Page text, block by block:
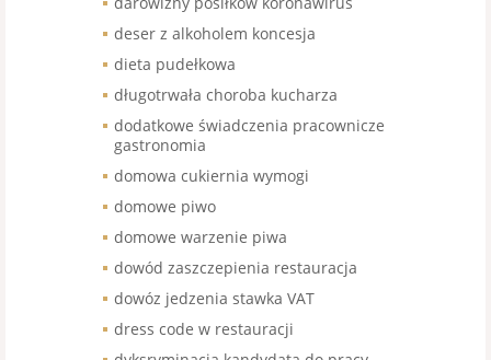
deser z alkoholem koncesja
dieta pudełkowa
długotrwała choroba kucharza
dodatkowe świadczenia pracownicze
gastronomia
domowa cukiernia wymogi
domowe piwo
domowe warzenie piwa
dowód zaszczepienia restauracja
dowóz jedzenia stawka VAT
dress code w restauracji